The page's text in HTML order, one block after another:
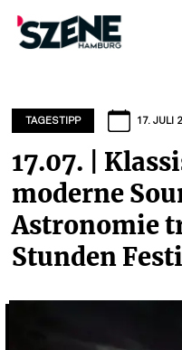
springenTAGESTIPP 17. JULI
17.07. |
moderne
Astronomie
Stunden